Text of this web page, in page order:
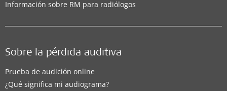
Información sobre RM para radiólogos
Sobre la pérdida auditiva
Prueba de audición online
¿Qué significa mi audiograma?